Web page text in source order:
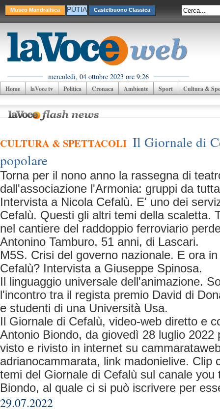
Museo Mandralisca PUTIA Castelbuono Classica
mercoledì, 04 ottobre 2023 ore 9:26
Home laVoce tv Politica Cronaca Ambiente Sport Cultura &
CULTURA & SPETTACOLI Il Giornale di
popolare
Torna per il nono anno la rassegna di
dall'associazione l'Armonia: gruppi da
Intervista a Nicola Cefalù. E' uno dei
Cefalù. Questi gli altri temi della scaletta.
nel cantiere del raddoppio ferroviario
Antonino Tamburo, 51 anni, di Lascari.
M5S. Crisi del governo nazionale. E ora
Cefalù? Intervista a Giuseppe Spinosa.
Il linguaggio universale dell'animazione.
l'incontro tra il regista premio David di
e studenti di una Università Usa.
Il Giornale di Cefalù, video-web diretto e
Antonio Biondo, da giovedì 28 luglio 2022
visto e rivisto in internet su
adrianocammarata, link madonielive. Clip
temi del Giornale di Cefalù sul canale you
Biondo, al quale ci si può iscrivere per
29.07.2022